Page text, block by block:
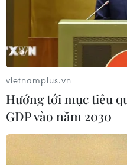
vietnamplus.vn
Hướng tới mục tiêu
GDP vào năm 2030